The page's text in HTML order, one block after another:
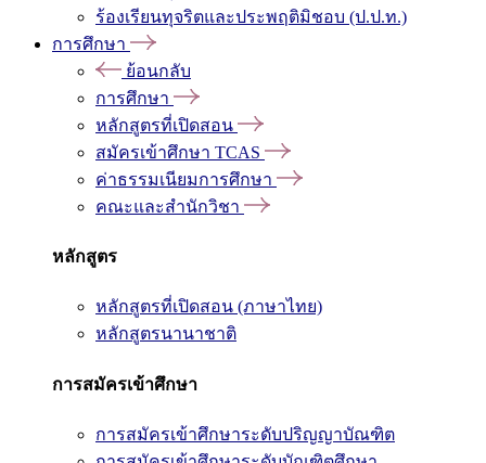
ร้องเรียนทุจริตและประพฤติมิชอบ (ป.ป.ท.)
การศึกษา
ย้อนกลับ
การศึกษา
หลักสูตรที่เปิดสอน
สมัครเข้าศึกษา TCAS
ค่าธรรมเนียมการศึกษา
คณะและสำนักวิชา
หลักสูตร
หลักสูตรที่เปิดสอน (ภาษาไทย)
หลักสูตรนานาชาติ
การสมัครเข้าศึกษา
การสมัครเข้าศึกษาระดับปริญญาบัณฑิต